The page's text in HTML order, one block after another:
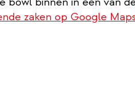
zaken op Google